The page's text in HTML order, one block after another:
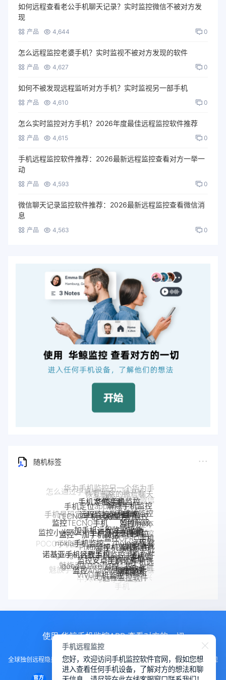
如何远程查看老公手机聊天记录？实时监控微信不被对方发
现
产品 4,644 0
怎么远程监控老婆手机？实时监视不被对方发现的软件
产品 4,627 0
如何不被发现远程监听对方手机？实时监视另一部手机
产品 4,610 0
怎么实时监控对方手机？2026年度最佳远程监控软件推荐
产品 4,615 0
手机远程监控软件推荐：2026最新远程监控查看对方一举一
动
产品 4,593 0
微信聊天记录监控软件推荐：2026最新远程监控查看微信消
息
产品 4,563 0
随机标签
手机定位追踪
华鲸手机监控
解除手机监控
监听
手机被监控
如何解除
手机是不
是被监控
了
手机被别人
监控了怎么
解除
如何解除
手机被监
控
手机反
监控
苹果手机怎么监控另
一台手机
监控iPhone微信聊天
iPhone监控软件
iPhone苹果手机监控
小米POCO远程控制
POCO手机远程监控
监控小米POCO手机
监控TECNO手机
TECNO手机远程监控
远程监控联想手机
联想手机监控
监控moto
手机
摩托罗拉
moto远程监
控
监控真我
手机软件
真我手机远程
监控别人手机
realme手机
监控
怎么远程监控中兴
手机
中兴myos手机监控
魅族手机怎么远程监控另一台手
机
魅族手机监控
诺基亚手机远程监控
nokia手机监控
监控一加手机微信
一加手机远程监控软件
一加手机监控
监控OPPO手机
软件
OPPO手机
定位
OPPO手机远
程监控
手机窃听
VIVO远程监控软件
VIVO手机监控
google Pixel监控
google谷歌手机监控
Pixel监控APP
Pixel手机监控软件
google手机监
控
Android软件
监控Android微信聊天
监控安卓手机软件
使用 华鲸手机监控APP 查看对方的一切
全球独创远程隐身运行监控手机，不用经过对方同意安装，100%不让对方发现
知道
手机远程监控
您好，欢迎访问手机监控软件官网，假如您想
进入查看任何手机设备，了解对方的想法和聊